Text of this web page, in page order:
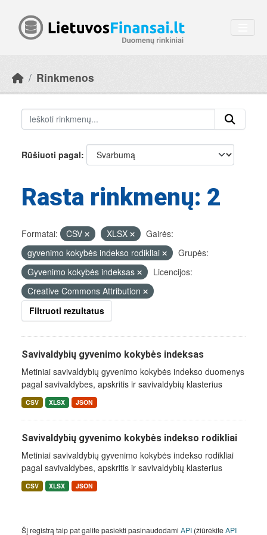
Rinkmenos
Rūšiuoti pagal
Rasta rinkmenų: 2
Formatai: CSV XLSX
Gairės:
gyvenimo kokybės indekso rodikliai
Grupės:
Gyvenimo kokybės indeksas
Licencijos:
Creative Commons Attribution
Filtruoti rezultatus
Savivaldybių gyvenimo kokybės indeksas
Metiniai savivaldybių gyvenimo kokybės indekso duomenys
pagal savivaldybes, apskritis ir savivaldybių klasterius
CSV XLSX JSON
Savivaldybių gyvenimo kokybės indekso rodikliai
Metiniai savivaldybių gyvenimo kokybės indekso rodikliai
pagal savivaldybes, apskritis ir savivaldybių klasterius
CSV XLSX JSON
Šį registrą taip pat galite pasiekti pasinaudodami API (žiūrėkiteAPI